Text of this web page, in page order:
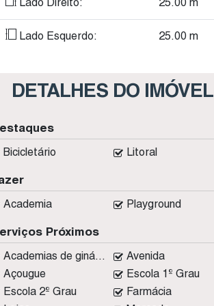
Lado Esquerdo: 25.00 m
DETALHES DO IMÓVEL
Academia Playground
Próximos
Academias de ginástica
Avenida
Açougue
Escola 1º Grau
Escola 2º Grau
Farmácia
Bicicletário Litoral